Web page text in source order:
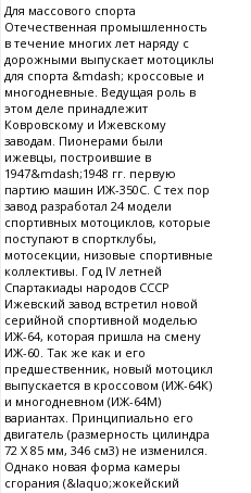
Для массового спорта
Отечественная промышленность
в течение многих лет наряду с
дорожными выпускает мотоциклы
для спорта &mdash; кроссовые и
многодневные. Ведущая роль в
этом деле принадлежит
Ковровскому и Ижевскому
заводам. Пионерами были
ижевцы, построившие в
1947&mdash;1948 гг. первую
партию машин ИЖ-350С. С тех пор
завод разработал 24 модели
спортивных мотоциклов, которые
поступают в спортклубы,
мотосекции, низовые спортивные
коллективы. Год IV летней
Спартакиады народов СССР
Ижевский завод встретил новой
серийной спортивной моделью
ИЖ-64, которая пришла на смену
ИЖ-60. Так же как и его
предшественник, новый мотоцикл
выпускается в кроссовом (ИЖ-64К)
и многодневном (ИЖ-64М)
вариантах. Принципиально его
двигатель (размерность цилиндра
72 X 85 мм, 346 см3) не изменился.
Однако новая форма камеры
сгорания (&laquo;жокейский